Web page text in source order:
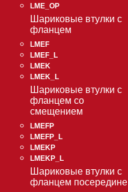
LME_OP
Шариковые втулки с
фланцем
LMEF
LMEF_L
LMEK
LMEK_L
Шариковые втулки с
фланцем со
смещением
LMEFP
LMEFP_L
LMEKP
LMEKP_L
Шариковые втулки с
фланцем посередине